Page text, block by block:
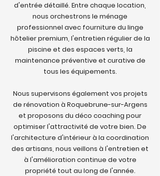
d'entrée détaillé. Entre chaque location,
nous orchestrons le ménage
professionnel avec fourniture du linge
hôtelier premium, l'entretien régulier de la
piscine et des espaces verts, la
maintenance préventive et curative de
tous les équipements.
Nous supervisons également vos projets
de rénovation à Roquebrune-sur-Argens
et proposons du déco coaching pour
optimiser l'attractivité de votre bien. De
l'architecture d'intérieur à la coordination
des artisans, nous veillons à l'entretien et
à l'amélioration continue de votre
propriété tout au long de l'année.